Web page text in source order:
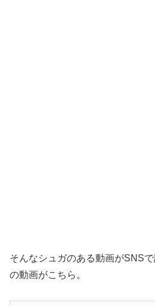
そんなシュガのある動画がSNS
の動画がこちら。